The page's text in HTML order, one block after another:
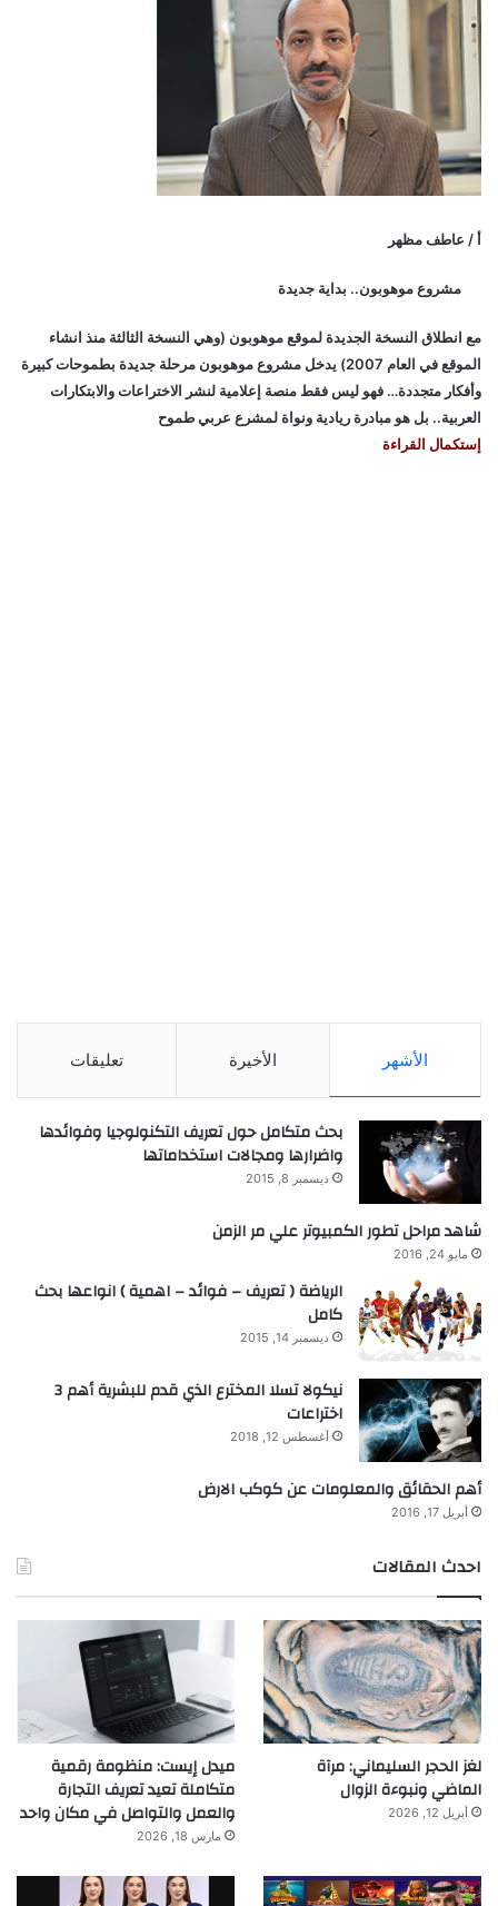
أ / عاطف مظهر
مشروع موهوبون.. بداية جديدة
مع انطلاق النسخة الجديدة لموقع موهوبون (وهي النسخة الثالثة منذ انشاء
الموقع في العام 2007) يدخل مشروع موهوبون مرحلة جديدة بطموحات كبيرة
وأفكار متجددة… فهو ليس فقط منصة إعلامية لنشر الاختراعات والابتكارات
العربية.. بل هو مبادرة ريادية ونواة لمشرع عربي طموح
إستكمال القراءة
الأشهر الأخيرة تعليقات
بحث متكامل حول تعريف التكنولوجيا وفوائدها
واضرارها ومجالات استخداماتها
ديسمبر 8, 2015
شاهد مراحل تطور الكمبيوتر علي مر الزمن
مايو 24, 2016
الرياضة ( تعريف – فوائد – اهمية ) انواعها بحث
كامل
ديسمبر 14, 2015
نيكولا تسلا المخترع الذي قدم للبشرية أهم 3
اختراعات
أغسطس 12, 2018
أهم الحقائق والمعلومات عن كوكب الارض
أبريل 17, 2016
احدث المقالات
لغز الحجر السليماني: مرآة
الماضي ونبوءة الزوال
أبريل 12, 2026
ميدل إيست: منظومة رقمية
متكاملة تعيد تعريف التجارة
والعمل والتواصل في مكان واحد
مارس 18, 2026